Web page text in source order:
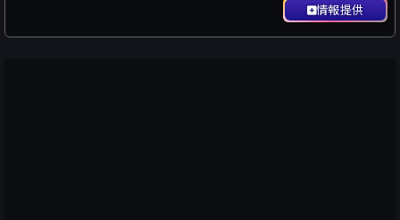
情報提供